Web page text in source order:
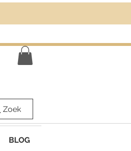
Zoek
BLOG